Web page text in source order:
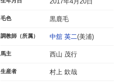
毛色 黒鹿毛
調教師（所属） 中舘 英二(美浦)
馬主 西山 茂行
生産者 村上 欽哉